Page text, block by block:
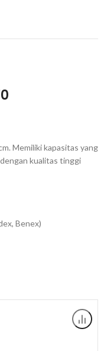
Memiliki kapasitas yang
kualitas tinggi
Benex)
Produksi)
Control dan Standard
di ganti 100% (Sertakan